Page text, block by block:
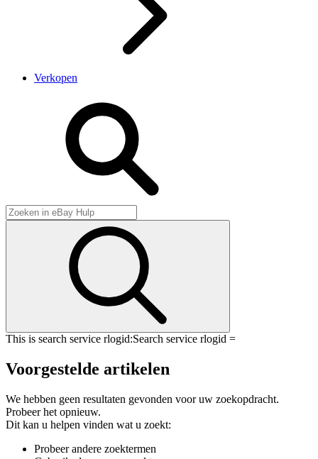
Verkopen
This is search service rlogid:Search service rlogid =
Voorgestelde artikelen
We hebben geen resultaten gevonden voor uw zoekopdracht.
Probeer het opnieuw.
Dit kan u helpen vinden wat u zoekt:
Probeer andere zoektermen